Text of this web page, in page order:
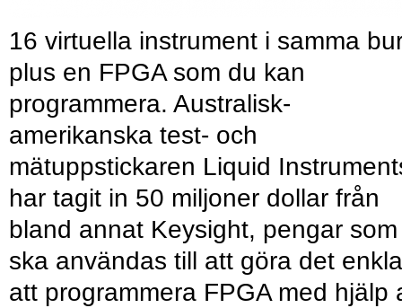
16 virtuella instrument i samma
plus en FPGA som du kan
programmera. Australisk-
amerikanska test- och
mätuppstickaren Liquid
har tagit in 50 miljoner dollar från
bland annat Keysight, pengar som
ska användas till att göra det
att programmera FPGA med hjälp